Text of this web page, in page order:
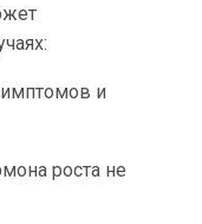
и
роста не